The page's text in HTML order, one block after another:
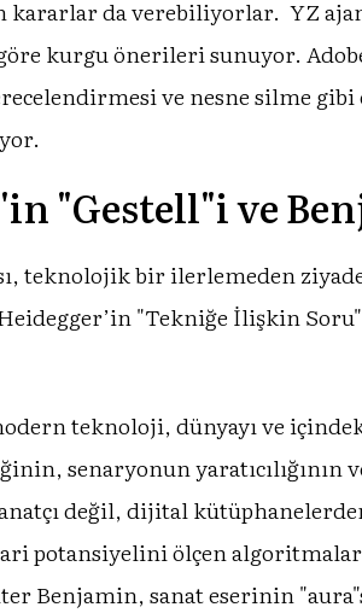
kararlar da verebiliyorlar. YZ
kurgu önerileri sunuyor.
ve nesne silme
"Gestell"i ve
teknolojik bir ilerlemeden
"Tekniğe İlişkin Soru"
teknoloji, dünyayı ve
senaryonun
değil, dijital
potansiyelini ölçen
Benjamin, sanat eserinin